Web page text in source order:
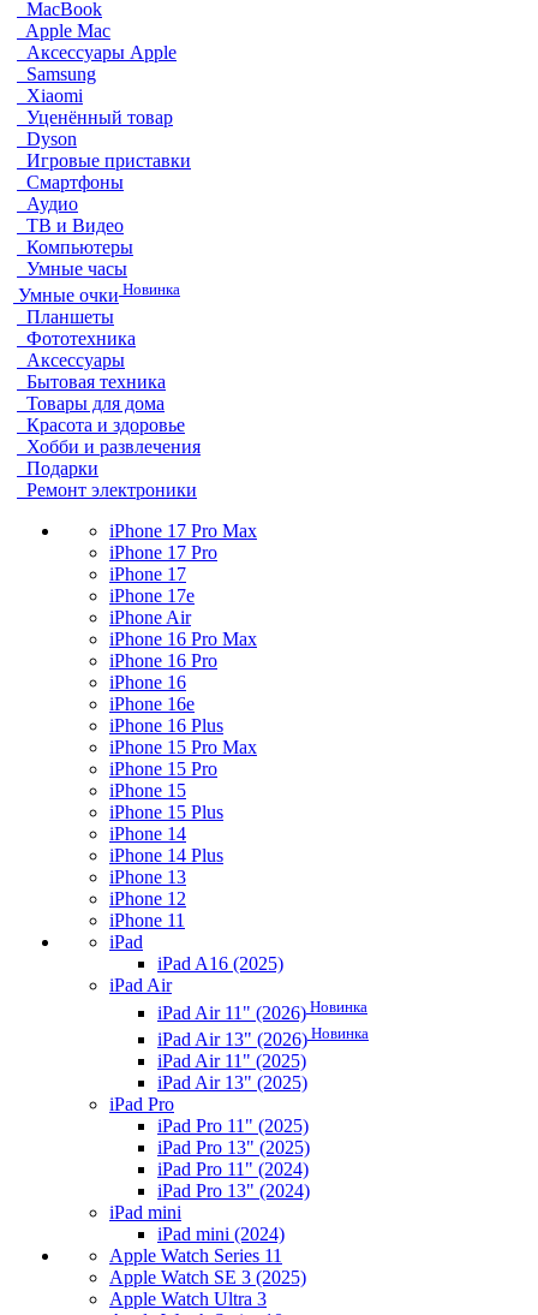
MacBook
Apple Mac
Аксессуары Apple
Samsung
Xiaomi
Уценённый товар
Dyson
Игровые приставки
Смартфоны
Аудио
ТВ и Видео
Компьютеры
Умные часы
Умные очки Новинка
Планшеты
Фототехника
Аксессуары
Бытовая техника
Товары для дома
Красота и здоровье
Хобби и развлечения
Подарки
Ремонт электроники
iPhone 17 Pro Max
iPhone 17 Pro
iPhone 17
iPhone 17e
iPhone Air
iPhone 16 Pro Max
iPhone 16 Pro
iPhone 16
iPhone 16e
iPhone 16 Plus
iPhone 15 Pro Max
iPhone 15 Pro
iPhone 15
iPhone 15 Plus
iPhone 14
iPhone 14 Plus
iPhone 13
iPhone 12
iPhone 11
iPad
iPad A16 (2025)
iPad Air
iPad Air 11" (2026) Новинка
iPad Air 13" (2026) Новинка
iPad Air 11" (2025)
iPad Air 13" (2025)
iPad Pro
iPad Pro 11" (2025)
iPad Pro 13" (2025)
iPad Pro 11" (2024)
iPad Pro 13" (2024)
iPad mini
iPad mini (2024)
Apple Watch Series 11
Apple Watch SE 3 (2025)
Apple Watch Ultra 3